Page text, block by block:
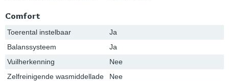
Comfort
Toerental instelbaar
Ja
Balanssysteem
Ja
Vuilherkenning
Nee
Zelfreinigende wasmiddellade
Nee